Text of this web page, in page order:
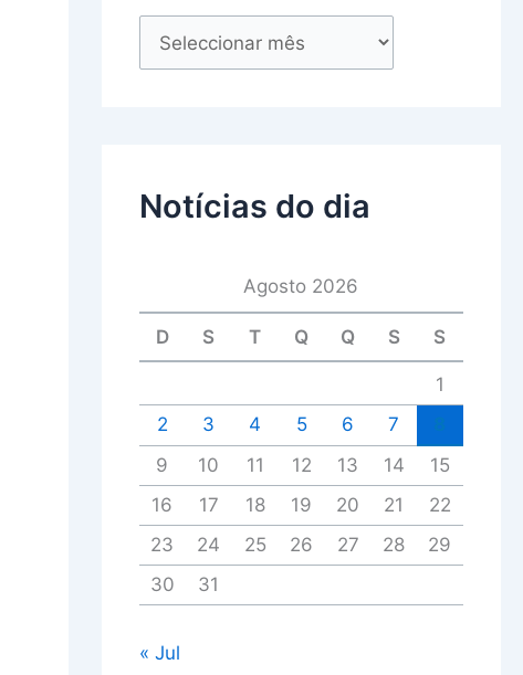
Notícias do dia
Agosto 2026
D S T Q Q S S
1
2
3 4 5 6 7
9
10 11 12 13 14
15
16
17 18 19 20 21
22
23
24 25 26 27 28
29
30
31
« Jul